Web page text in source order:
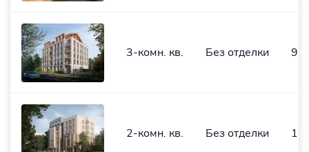
3-комн. кв. Без отделки
2-комн. кв. Без отделки